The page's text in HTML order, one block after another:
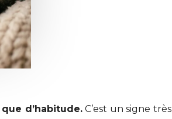
d’habitude.C’est un signe très